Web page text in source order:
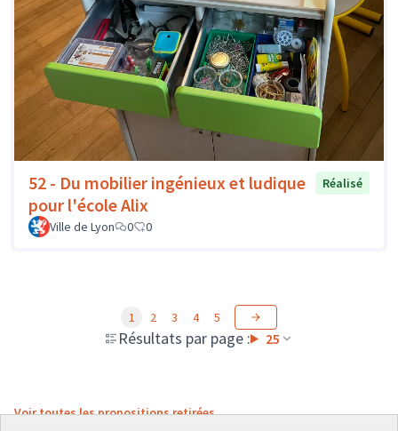
52 - Du mobilier ingénieux et ludique
pour l'école Alix
Réalisé
Ville de Lyon 0 0
Résultats par page : 25
1 2 3 4 5
Voir toutes les propositions retirées